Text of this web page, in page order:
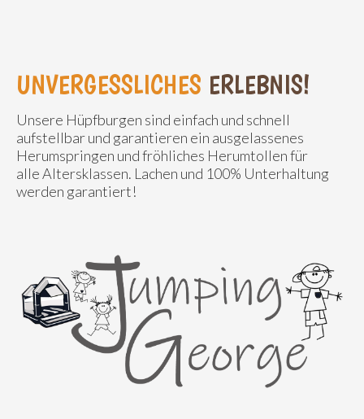
UNVERGESSLICHES ERLEBNIS!
Unsere Hüpfburgen sind einfach und schnell
aufstellbar und garantieren ein ausgelassenes
Herumspringen und fröhliches Herumtollen für
alle Altersklassen. Lachen und 100% Unterhaltung
werden garantiert!